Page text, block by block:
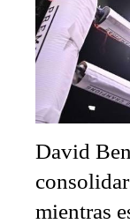
David
mientras